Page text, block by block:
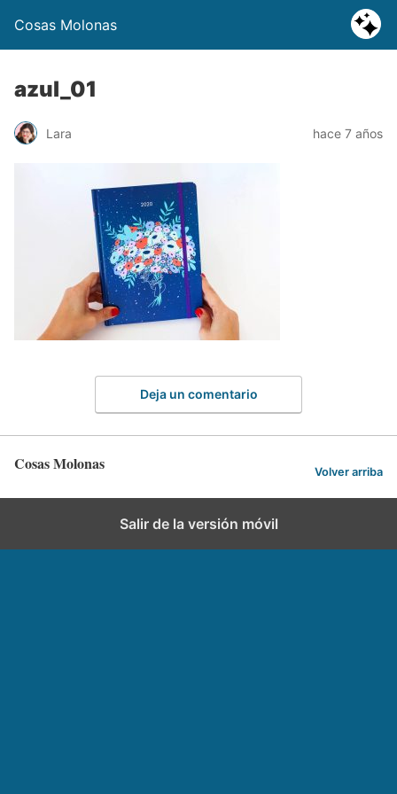
Cosas Molonas
azul_01
Lara hace 7 años
Deja un comentario
Cosas Molonas Volver arriba
Salir de la versión móvil